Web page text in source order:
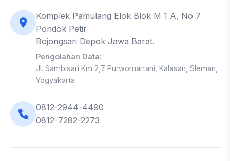
Komplek Pamulang Elok Blok M 1 A, No 7
Pondok Petir
Bojongsari Depok Jawa Barat.
Pengolahan Data:
Jl. Sambisari Km 2,7 Purwomartani, Kalasan, Sleman,
Yogyakarta
0812-2944-4490
0812-7282-2273